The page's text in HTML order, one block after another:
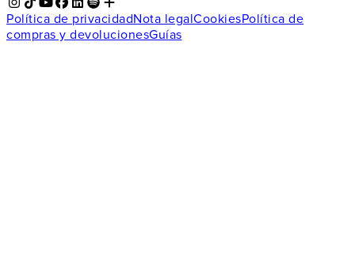
Política de privacidadNota legalCookiesPolítica de
compras y devolucionesGuías